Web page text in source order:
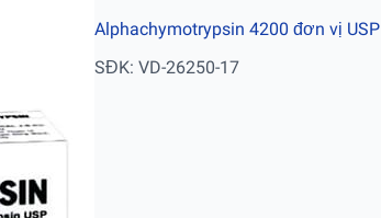
Alphachymotrypsin 4200 đơn vị USP
SĐK: VD-26250-17